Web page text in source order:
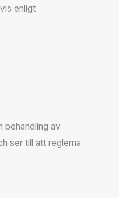
enligt
behandling av
ser till att reglerna